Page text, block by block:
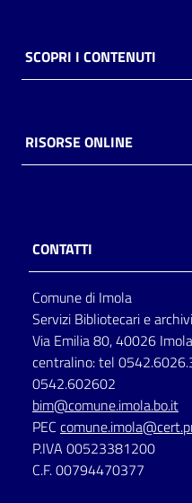
SCOPRI I CONTENUTI
RISORSE ONLINE
CONTATTI
Comune di Imola
Servizi Bibliotecari e
Via Emilia 80, 40026
centralino: tel
0542.602602
bim@comune.imola.bo.it
PEC
P.IVA 00523381200
C.F. 00794470377